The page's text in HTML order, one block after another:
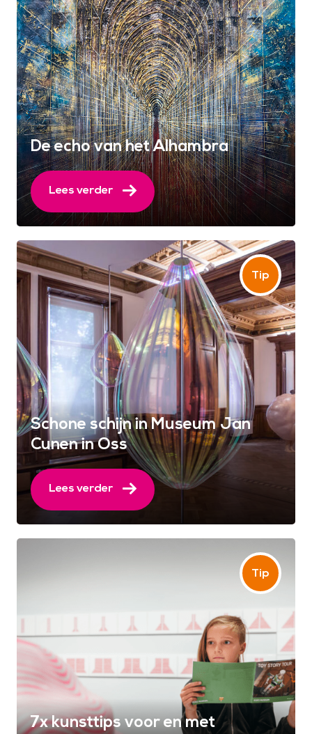
De echo van het Alhambra
Lees verder
Schone schijn in Museum Jan
Cunen in Oss
Lees verder
7x kunsttips voor en met